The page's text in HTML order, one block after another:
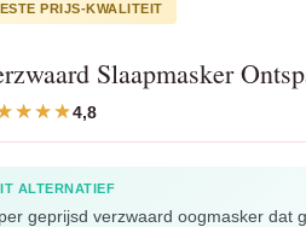
PRIJS-KWALITEIT
Slaapmasker
4,8
ALTERNATIEF
geprijsd verzwaard oogmasker dat